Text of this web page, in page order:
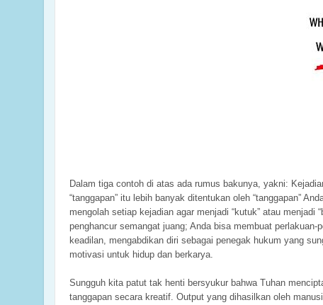
Dalam tiga contoh di atas ada rumus bakunya, yakni:
“tanggapan” itu lebih banyak ditentukan oleh “tanggapan”
mengolah setiap kejadian agar menjadi “kutuk” atau
penghancur semangat juang; Anda bisa membuat
keadilan, mengabdikan diri sebagai penegak hukum yang
motivasi untuk hidup dan berkarya.
Sungguh kita patut tak henti bersyukur bahwa Tuhan
tanggapan secara kreatif. Output yang dihasilkan oleh